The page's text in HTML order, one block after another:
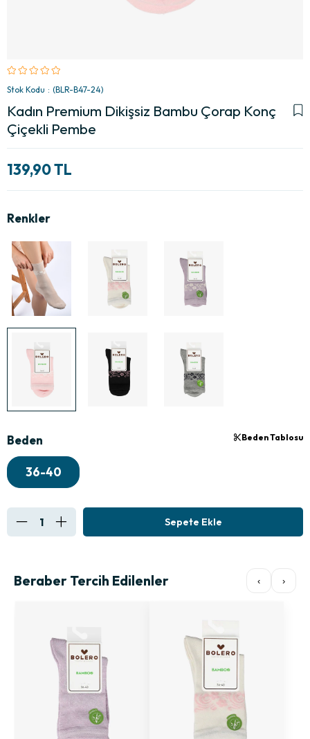
Stok Kodu (BLR-B47-24)
Kadın Premium Dikişsiz Bambu Çorap Konç
Çiçekli Pembe
139,90 TL
Beden
36-40
Beden Tablosu
Beraber Tercih Edilenler ‹ ›